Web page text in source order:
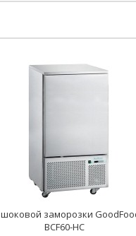
заморозки
BCF60-HC